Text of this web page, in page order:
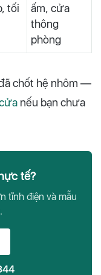
tối
ấm, cửa
thông
phòng
chốt hệ nhôm —
nếu bạn chưa
tế?
tĩnh điện và mẫu